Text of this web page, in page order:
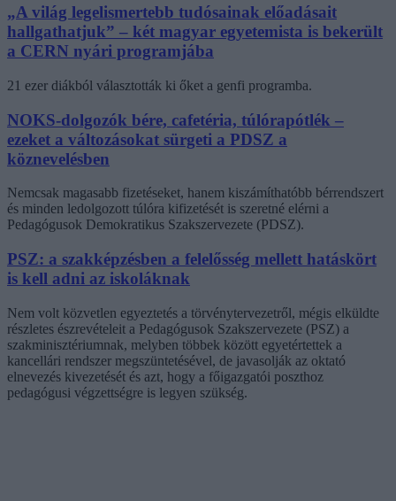
„A világ legelismertebb tudósainak előadásait
hallgathatjuk” – két magyar egyetemista is bekerült
a CERN nyári programjába
21 ezer diákból választották ki őket a genfi programba.
NOKS-dolgozók bére, cafetéria, túlórapótlék –
ezeket a változásokat sürgeti a PDSZ a
köznevelésben
Nemcsak magasabb fizetéseket, hanem kiszámíthatóbb bérrendszert
és minden ledolgozott túlóra kifizetését is szeretné elérni a
Pedagógusok Demokratikus Szakszervezete (PDSZ).
PSZ: a szakképzésben a felelősség mellett hatáskört
is kell adni az iskoláknak
Nem volt közvetlen egyeztetés a törvénytervezetről, mégis elküldte
részletes észrevételeit a Pedagógusok Szakszervezete (PSZ) a
szakminisztériumnak, melyben többek között egyetértettek a
kancellári rendszer megszüntetésével, de javasolják az oktató
elnevezés kivezetését és azt, hogy a főigazgatói poszthoz
pedagógusi végzettségre is legyen szükség.